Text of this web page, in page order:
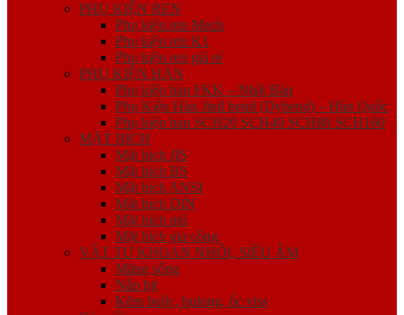
PHỤ KIỆN REN
Phụ kiện ren Mech
Phụ kiện ren K1
Phụ kiện ren giá rẻ
PHỤ KIỆN HÀN
Phụ kiện hàn FKK – Nhật Bản
Phụ Kiện Hàn Jinil bend (Dybend) – Hàn Quốc
Phụ kiện hàn SCH20 SCH40 SCH80 SCH160
MẶT BÍCH
Mặt bích JIS
Mặt bích BS
Mặt bích ANSI
Mặt bích DIN
Mặt bích mù
Mặt bích gia công
VẬT TƯ KHOAN NHỒI, SIÊU ÂM
Măng sông
Nắp bịt
Kẽm buộc, bulong, ốc viss